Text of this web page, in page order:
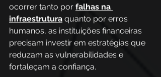
ocorrer tanto por falhas na
infraestrutura quanto por erros
humanos, as instituições financeiras
precisam investir em estratégias que
reduzam as vulnerabilidades e
fortaleçam a confiança.